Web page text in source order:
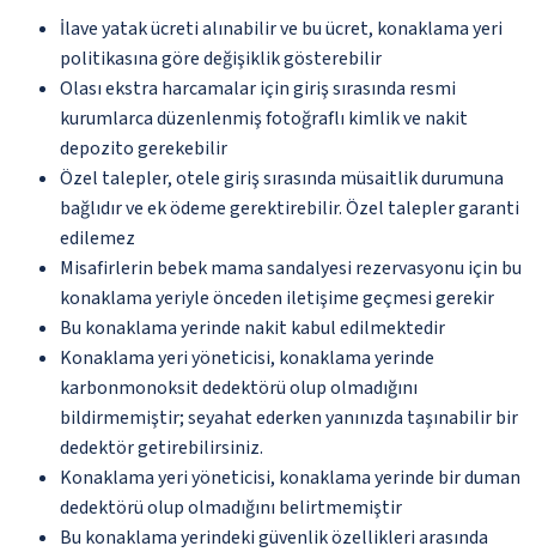
İlave yatak ücreti alınabilir ve bu ücret, konaklama yeri
politikasına göre değişiklik gösterebilir
Olası ekstra harcamalar için giriş sırasında resmi
kurumlarca düzenlenmiş fotoğraflı kimlik ve nakit
depozito gerekebilir
Özel talepler, otele giriş sırasında müsaitlik durumuna
bağlıdır ve ek ödeme gerektirebilir. Özel talepler garanti
edilemez
Misafirlerin bebek mama sandalyesi rezervasyonu için bu
konaklama yeriyle önceden iletişime geçmesi gerekir
Bu konaklama yerinde nakit kabul edilmektedir
Konaklama yeri yöneticisi, konaklama yerinde
karbonmonoksit dedektörü olup olmadığını
bildirmemiştir; seyahat ederken yanınızda taşınabilir bir
dedektör getirebilirsiniz.
Konaklama yeri yöneticisi, konaklama yerinde bir duman
dedektörü olup olmadığını belirtmemiştir
Bu konaklama yerindeki güvenlik özellikleri arasında